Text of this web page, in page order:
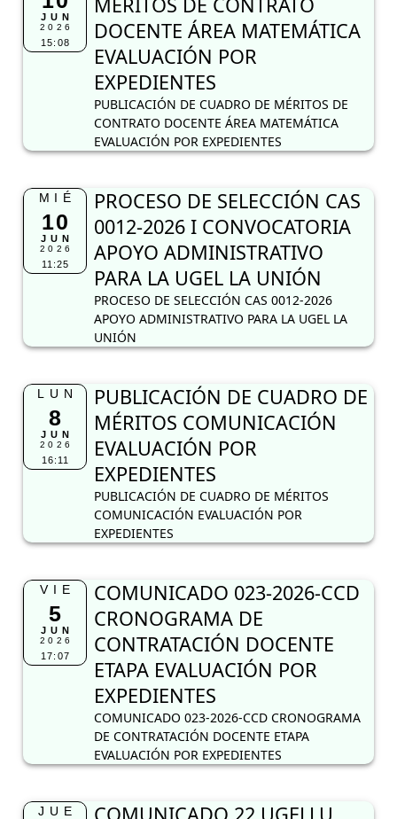
JUN
2026
15:08
DOCENTE ÁREA MATEMÁTICA
EVALUACIÓN POR
EXPEDIENTES
PUBLICACIÓN DE CUADRO DE MÉRITOS DE
CONTRATO DOCENTE ÁREA MATEMÁTICA
EVALUACIÓN POR EXPEDIENTES
MIÉ
10
JUN
2026
11:25
PROCESO DE SELECCIÓN CAS
0012-2026 I CONVOCATORIA
APOYO ADMINISTRATIVO
PARA LA UGEL LA UNIÓN
PROCESO DE SELECCIÓN CAS 0012-2026
APOYO ADMINISTRATIVO PARA LA UGEL LA
UNIÓN
LUN
8
JUN
2026
16:11
PUBLICACIÓN DE CUADRO DE
MÉRITOS COMUNICACIÓN
EVALUACIÓN POR
EXPEDIENTES
PUBLICACIÓN DE CUADRO DE MÉRITOS
COMUNICACIÓN EVALUACIÓN POR
EXPEDIENTES
VIE
5
JUN
2026
17:07
COMUNICADO 023-2026-CCD
CRONOGRAMA DE
CONTRATACIÓN DOCENTE
ETAPA EVALUACIÓN POR
EXPEDIENTES
COMUNICADO 023-2026-CCD CRONOGRAMA
DE CONTRATACIÓN DOCENTE ETAPA
EVALUACIÓN POR EXPEDIENTES
JUE